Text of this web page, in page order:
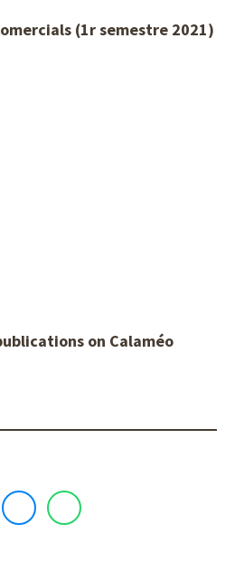
(1r semestre 2021)
on Calaméo